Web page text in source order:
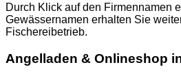
Durch Klick auf den Firmennamen
Gewässernamen erhalten Sie
Fischereibetrieb.
Angelladen & Onlineshop